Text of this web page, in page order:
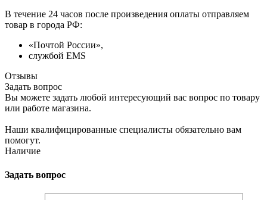
В течение 24 часов после произведения оплаты отправляем
товар в города РФ:
«Почтой России»,
службой EMS
Отзывы
Задать вопрос
Вы можете задать любой интересующий вас вопрос по товару
или работе магазина.
Наши квалифицированные специалисты обязательно вам
помогут.
Наличие
Задать вопрос